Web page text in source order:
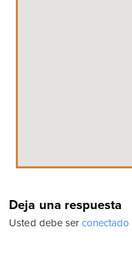
Deja una respuesta
Usted debe ser conectado